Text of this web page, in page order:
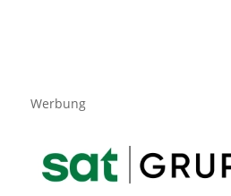
Werbung